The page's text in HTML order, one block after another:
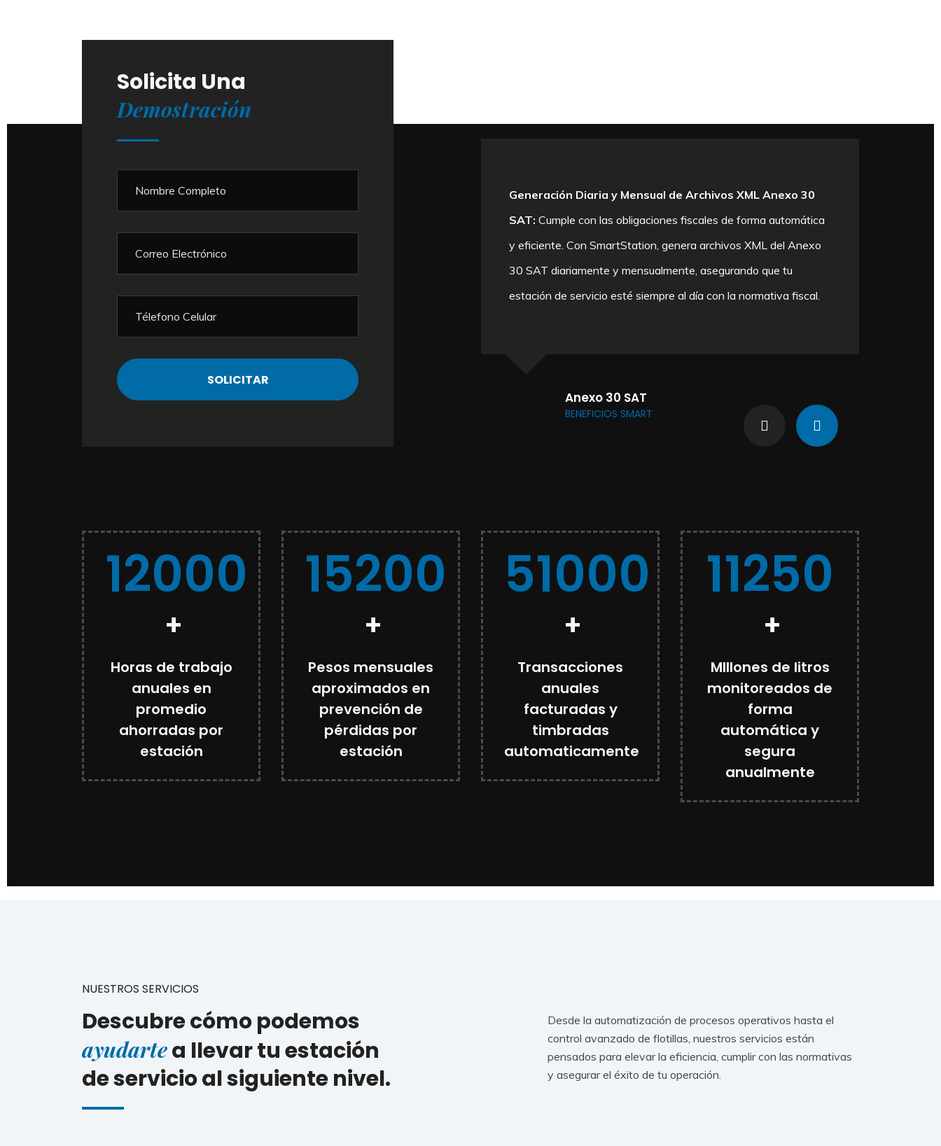
Solicita Una
Demostración
Monitoreo en Tiempo Real de los Despachos de
de combustible. Con SmartStation, puedes supervisar cada
transacción al instante, asegurando la máxima precisión y
eficiencia en tu estación de servicio.
Generación Diaria y Mensual de Archivos XML Anexo 30
SAT: Cumple con las obligaciones fiscales de forma automática
y eficiente. Con SmartStation, genera archivos XML del Anexo
30 SAT diariamente y mensualmente, asegurando que tu
estación de servicio esté siempre al día con la normativa fiscal.
Anexo 30 SAT
BENEFICIOS SMART
12000
+
Horas de trabajo
anuales en
promedio
ahorradas por
estación
15200
+
Pesos mensuales
aproximados en
prevención de
pérdidas por
estación
51000
+
Transacciones
anuales
facturadas y
timbradas
automaticamente
11250
+
MIllones de litros
monitoreados de
forma
automática y
segura
anualmente
NUESTROS SERVICIOS
Descubre cómo podemos
ayudartea llevar tu estación
de servicio al siguiente nivel.
Desde la automatización de procesos operativos hasta el
control avanzado de flotillas, nuestros servicios están
pensados para elevar la eficiencia, cumplir con las normativas
y asegurar el éxito de tu operación.